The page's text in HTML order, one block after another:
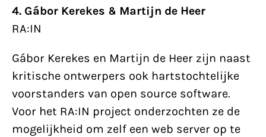
4. Gábor Kerekes & Martijn de Heer
RA:IN
Gábor Kerekes en Martijn de Heer zijn naast
kritische ontwerpers ook hartstochtelijke
voorstanders van open source software.
Voor het RA:IN project onderzochten ze de
mogelijkheid om zelf een web server op te